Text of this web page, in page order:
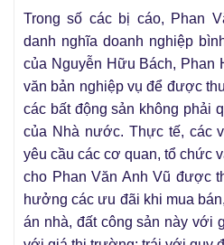
Trong số các bị cáo, Phan
danh nghĩa doanh nghiệp
của Nguyễn Hữu Bách, Phan
văn bản nghiệp vụ để được
các bất động sản không phải
của Nhà nước. Thực tế, các
yêu cầu các cơ quan, tổ chức
cho Phan Văn Anh Vũ được
hưởng các ưu đãi khi mua
án nhà, đất công sản này với